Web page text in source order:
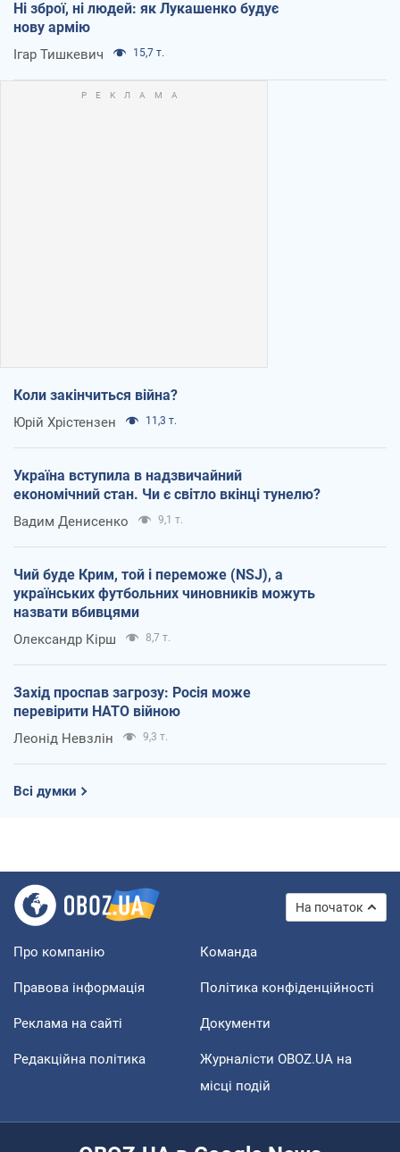
Ні зброї, ні людей: як Лукашенко будує
нову армію
Ігар Тишкевич 15,7 т.
Коли закінчиться війна?
Юрій Хрістензен 11,3 т.
Україна вступила в надзвичайний
економічний стан. Чи є світло вкінці тунелю?
Вадим Денисенко 9,1 т.
Чий буде Крим, той і переможе (NSJ), а
українських футбольних чиновників можуть
назвати вбивцями
Олександр Кірш 8,7 т.
Захід проспав загрозу: Росія може
перевірити НАТО війною
Леонід Невзлін 9,3 т.
Всі думки
На початок
Про компанію Команда
Правова інформація Політика конфіденційності
Реклама на сайті Документи
Редакційна політика
Журналісти OBOZ.UA на
місці подій